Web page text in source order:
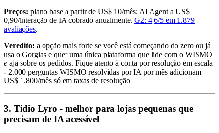
Preços: plano base a partir de US$ 10/mês; AI Agent a US$
0,90/interação de IA cobrado anualmente. G2: 4,6/5 em 1.879
avaliações.
Veredito: a opção mais forte se você está começando do zero ou já
usa o Gorgias e quer uma única plataforma que lide com o WISMO
e aja sobre os pedidos. Fique atento à conta por resolução em escala
- 2.000 perguntas WISMO resolvidas por IA por mês adicionam
US$ 1.800/mês só em taxas de resolução.
3. Tidio Lyro - melhor para lojas pequenas que
precisam de IA acessível